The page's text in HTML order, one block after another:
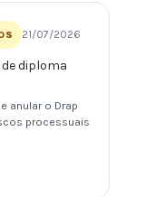
21/07/2026
diploma
anular o Drap
processuais